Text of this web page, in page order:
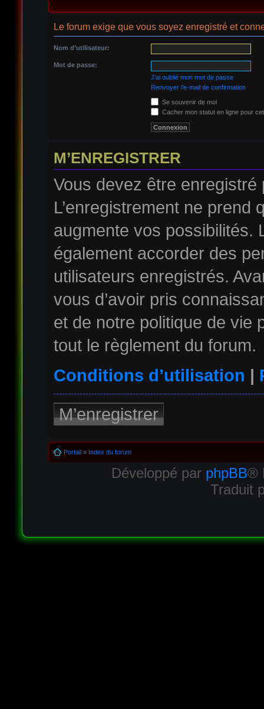
Le forum exige que vous soyez enregistré et
Nom d’utilisateur:
Mot de passe:
J’ai oublié mon mot de passe
Renvoyer l’e-mail de confirmation
Se souvenir de moi
Cacher mon statut en ligne pour
M’ENREGISTRER
Vous devez être
L’enregistrement ne prend
augmente vos possibilités.
également accorder des
utilisateurs enregistrés.
vous d’avoir pris
et de notre politique de vie
tout le règlement du forum.
Conditions d’utilisation |
M’enregistrer
Portail» Index du forum
Développé par phpBB®
Traduit